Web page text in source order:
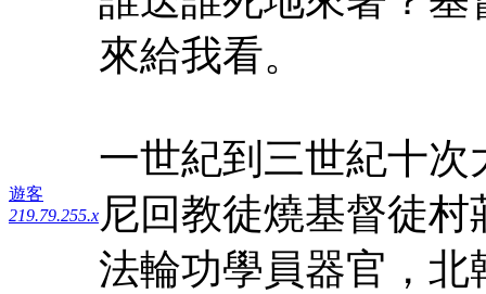
遊客
219.79.255.x
來給我看。
一世紀到三世紀十
尼回教徒燒基督徒
法輪功學員器官，